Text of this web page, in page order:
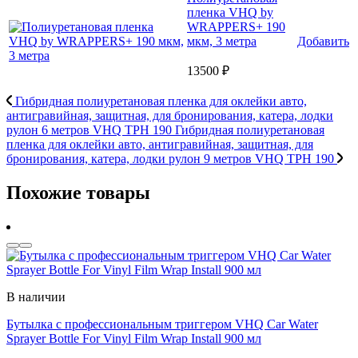
пленка VHQ by
WRAPPERS+ 190
мкм, 3 метра
13500 ₽
Добавить
Гибридная полиуретановая пленка для оклейки авто,
антигравийная, защитная, для бронирования, катера, лодки
рулон 6 метров VHQ TPH 190 Гибридная полиуретановая
пленка для оклейки авто, антигравийная, защитная, для
бронирования, катера, лодки рулон 9 метров VHQ TPH 190
Похожие товары
В наличии
Бутылка с профессиональным триггером VHQ Car Water
Sprayer Bottle For Vinyl Film Wrap Install 900 мл